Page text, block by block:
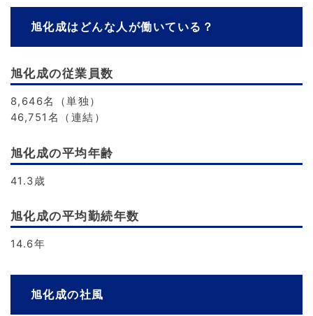
旭化成はどんな人が働いている？
旭化成の従業員数
8,646名（単独）
46,751名（連結）
旭化成の平均年齢
41.3歳
旭化成の平均勤続年数
14.6年
旭化成の社風